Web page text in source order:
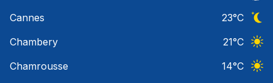
Cannes
23°C
Chambery
21°C
Chamrousse
14°C